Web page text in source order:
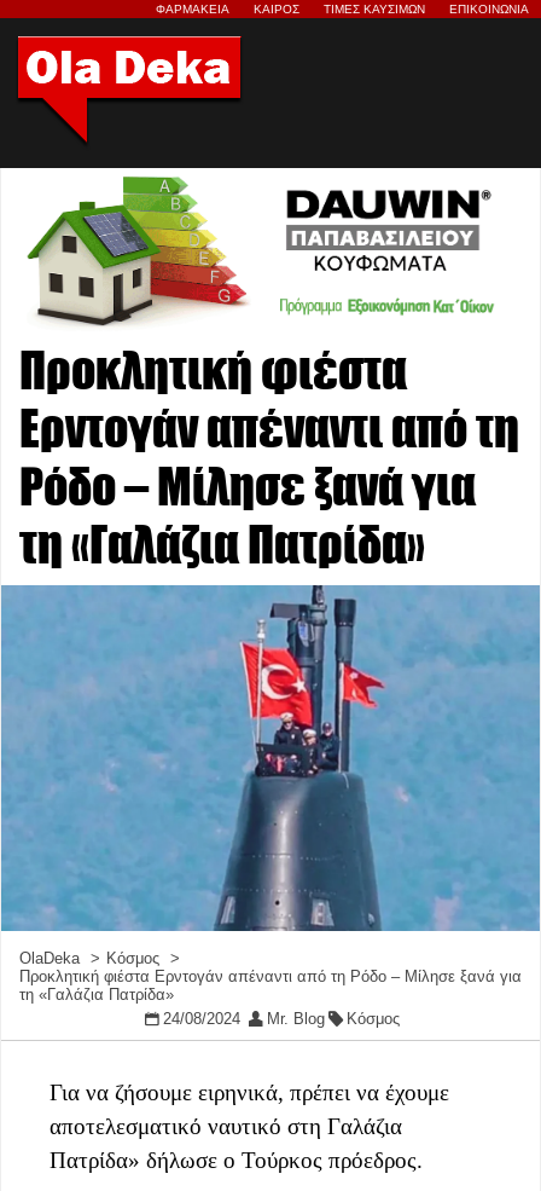
ΦΑΡΜΑΚΕΙΑ ΚΑΙΡΟΣ ΤΙΜΕΣ ΚΑΥΣΙΜΩΝ ΕΠΙΚΟΙΝΩΝΙΑ
Προκλητική φιέστα
Ερντογάν απέναντι από τη
Ρόδο – Μίλησε ξανά για
τη «Γαλάζια Πατρίδα»
OlaDeka
Κόσμος
Προκλητική φιέστα Ερντογάν απέναντι από τη Ρόδο – Μίλησε ξανά για
τη «Γαλάζια Πατρίδα»
24/08/2024
Mr. Blog Κόσμος
Για να ζήσουμε ειρηνικά, πρέπει να έχουμε
αποτελεσματικό ναυτικό στη Γαλάζια
Πατρίδα» δήλωσε ο Τούρκος πρόεδρος.